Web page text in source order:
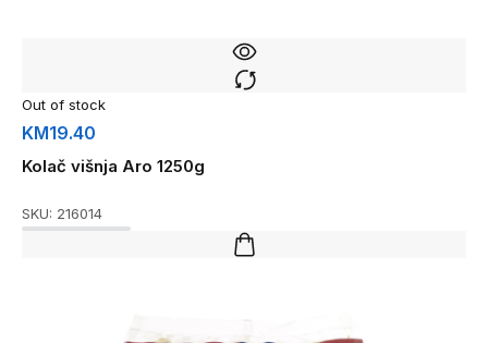
Out of stock
KM19.40
Kolač višnja Aro 1250g
SKU: 216014